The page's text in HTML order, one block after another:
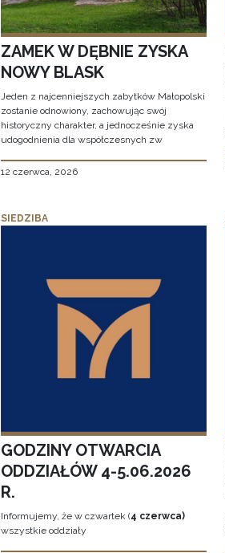
ZAMEK W DĘBNIE ZYSKA
NOWY BLASK
Jeden z najcenniejszych zabytków Małopolski
zostanie odnowiony, zachowując swój
historyczny charakter, a jednocześnie zyska
udogodnienia dla współczesnych zw
12 czerwca, 2026
SIEDZIBA
GODZINY OTWARCIA
ODDZIAŁÓW 4-5.06.2026
R.
Informujemy, że w czwartek (4 czerwca)
wszystkie oddziały